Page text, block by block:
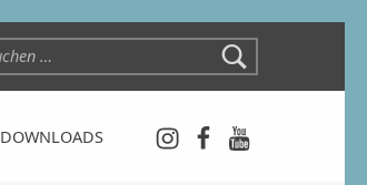
DOWNLOADS
Instagram
Facebook
YouTube